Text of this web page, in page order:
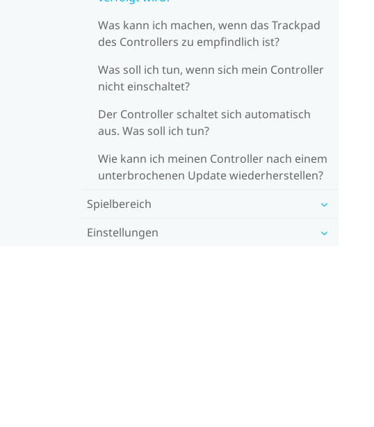
Was kann ich machen, wenn das Trackpad
des Controllers zu empfindlich ist?
Was soll ich tun, wenn sich mein Controller
nicht einschaltet?
Der Controller schaltet sich automatisch
aus. Was soll ich tun?
Wie kann ich meinen Controller nach einem
unterbrochenen Update wiederherstellen?
Spielbereich
Einstellungen